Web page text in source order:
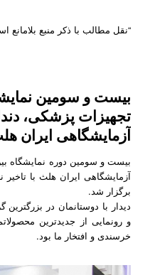
“نقل مطالب با ذکر منبع بلامانع
بیست و سومین
تجهیزات پزشکی،
آزمایشگاهی ایران هلث-
بیست و سومین دوره نمایشگاه
برگزار شد.
دیدار با دوستانمان در
و رونمایی از جدیدترین
خرسندی و افتخار ما بود.